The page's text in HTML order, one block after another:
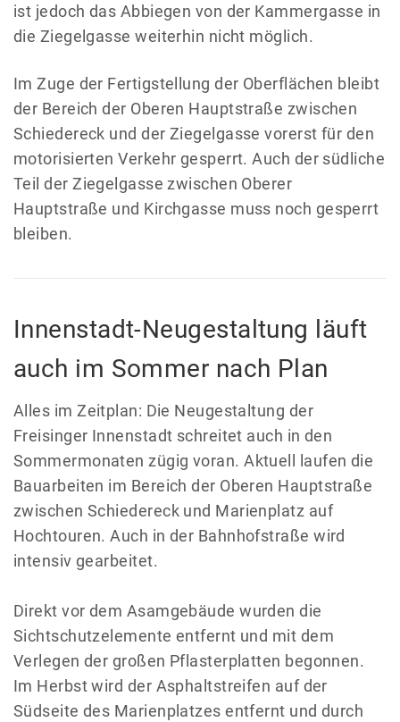
ist jedoch das Abbiegen von der Kammergasse in
die Ziegelgasse weiterhin nicht möglich.
Im Zuge der Fertigstellung der Oberflächen bleibt
der Bereich der Oberen Hauptstraße zwischen
Schiedereck und der Ziegelgasse vorerst für den
motorisierten Verkehr gesperrt. Auch der südliche
Teil der Ziegelgasse zwischen Oberer
Hauptstraße und Kirchgasse muss noch gesperrt
bleiben.
Innenstadt-Neugestaltung läuft
auch im Sommer nach Plan
Alles im Zeitplan: Die Neugestaltung der
Freisinger Innenstadt schreitet auch in den
Sommermonaten zügig voran. Aktuell laufen die
Bauarbeiten im Bereich der Oberen Hauptstraße
zwischen Schiedereck und Marienplatz auf
Hochtouren. Auch in der Bahnhofstraße wird
intensiv gearbeitet.
Direkt vor dem Asamgebäude wurden die
Sichtschutzelemente entfernt und mit dem
Verlegen der großen Pflasterplatten begonnen.
Im Herbst wird der Asphaltstreifen auf der
Südseite des Marienplatzes entfernt und durch